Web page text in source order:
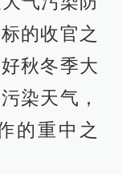
的收官之
秋冬季大
染天气，
的重中之